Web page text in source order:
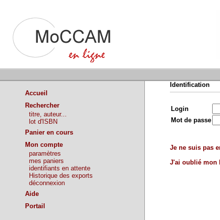
Accueil
Rechercher
titre, auteur...
lot d'ISBN
Panier en cours
Mon compte
paramètres
mes paniers
identifiants en attente
Historique des exports
déconnexion
Aide
Portail
Identification
Login
Mot de passe
Je ne suis pas
J'ai oublié mon